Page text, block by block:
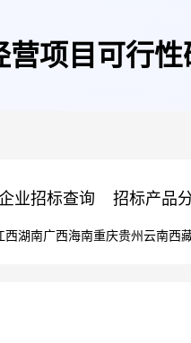
项目可行性
业招标查询 招标产品
西湖南广西海南重庆贵州 云南西